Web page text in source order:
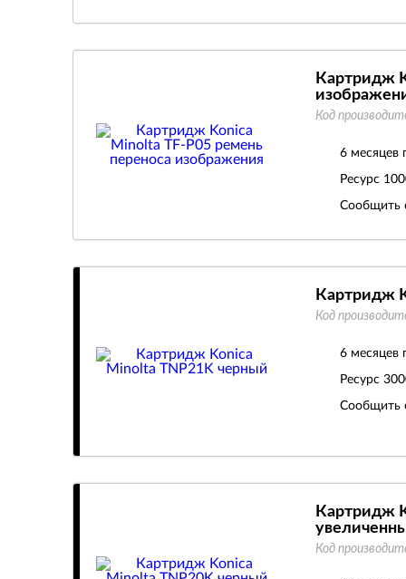
Картридж
Код
6 месяцев
Ресурс
Сообщить
Картридж
Код
6 месяцев
Ресурс
Сообщить
Картридж
Код